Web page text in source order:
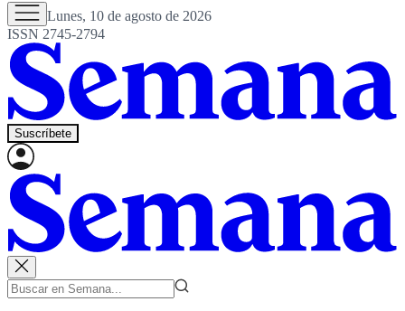
Lunes, 10 de agosto de 2026
ISSN 2745-2794
Suscríbete